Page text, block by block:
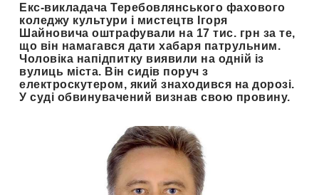
Екс-викладача Теребовлянського фахового
коледжу культури і мистецтв Ігоря
Шайновича оштрафували на 17 тис. грн за те,
що він намагався дати хабаря патрульним.
Чоловіка напідпитку виявили на одній із
вулиць міста. Він сидів поруч з
електроскутером, який знаходився на дорозі.
У суді обвинувачений визнав свою провину.